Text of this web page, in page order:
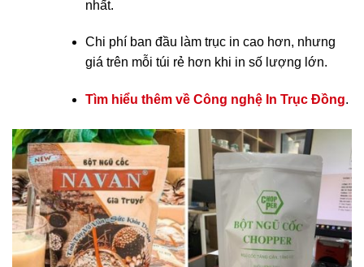
nhất.
Chi phí ban đầu làm trục in cao hơn, nhưng
giá trên mỗi túi rẻ hơn khi in số lượng lớn.
Tìm hiểu thêm về Công nghệ In Trục Đồng.